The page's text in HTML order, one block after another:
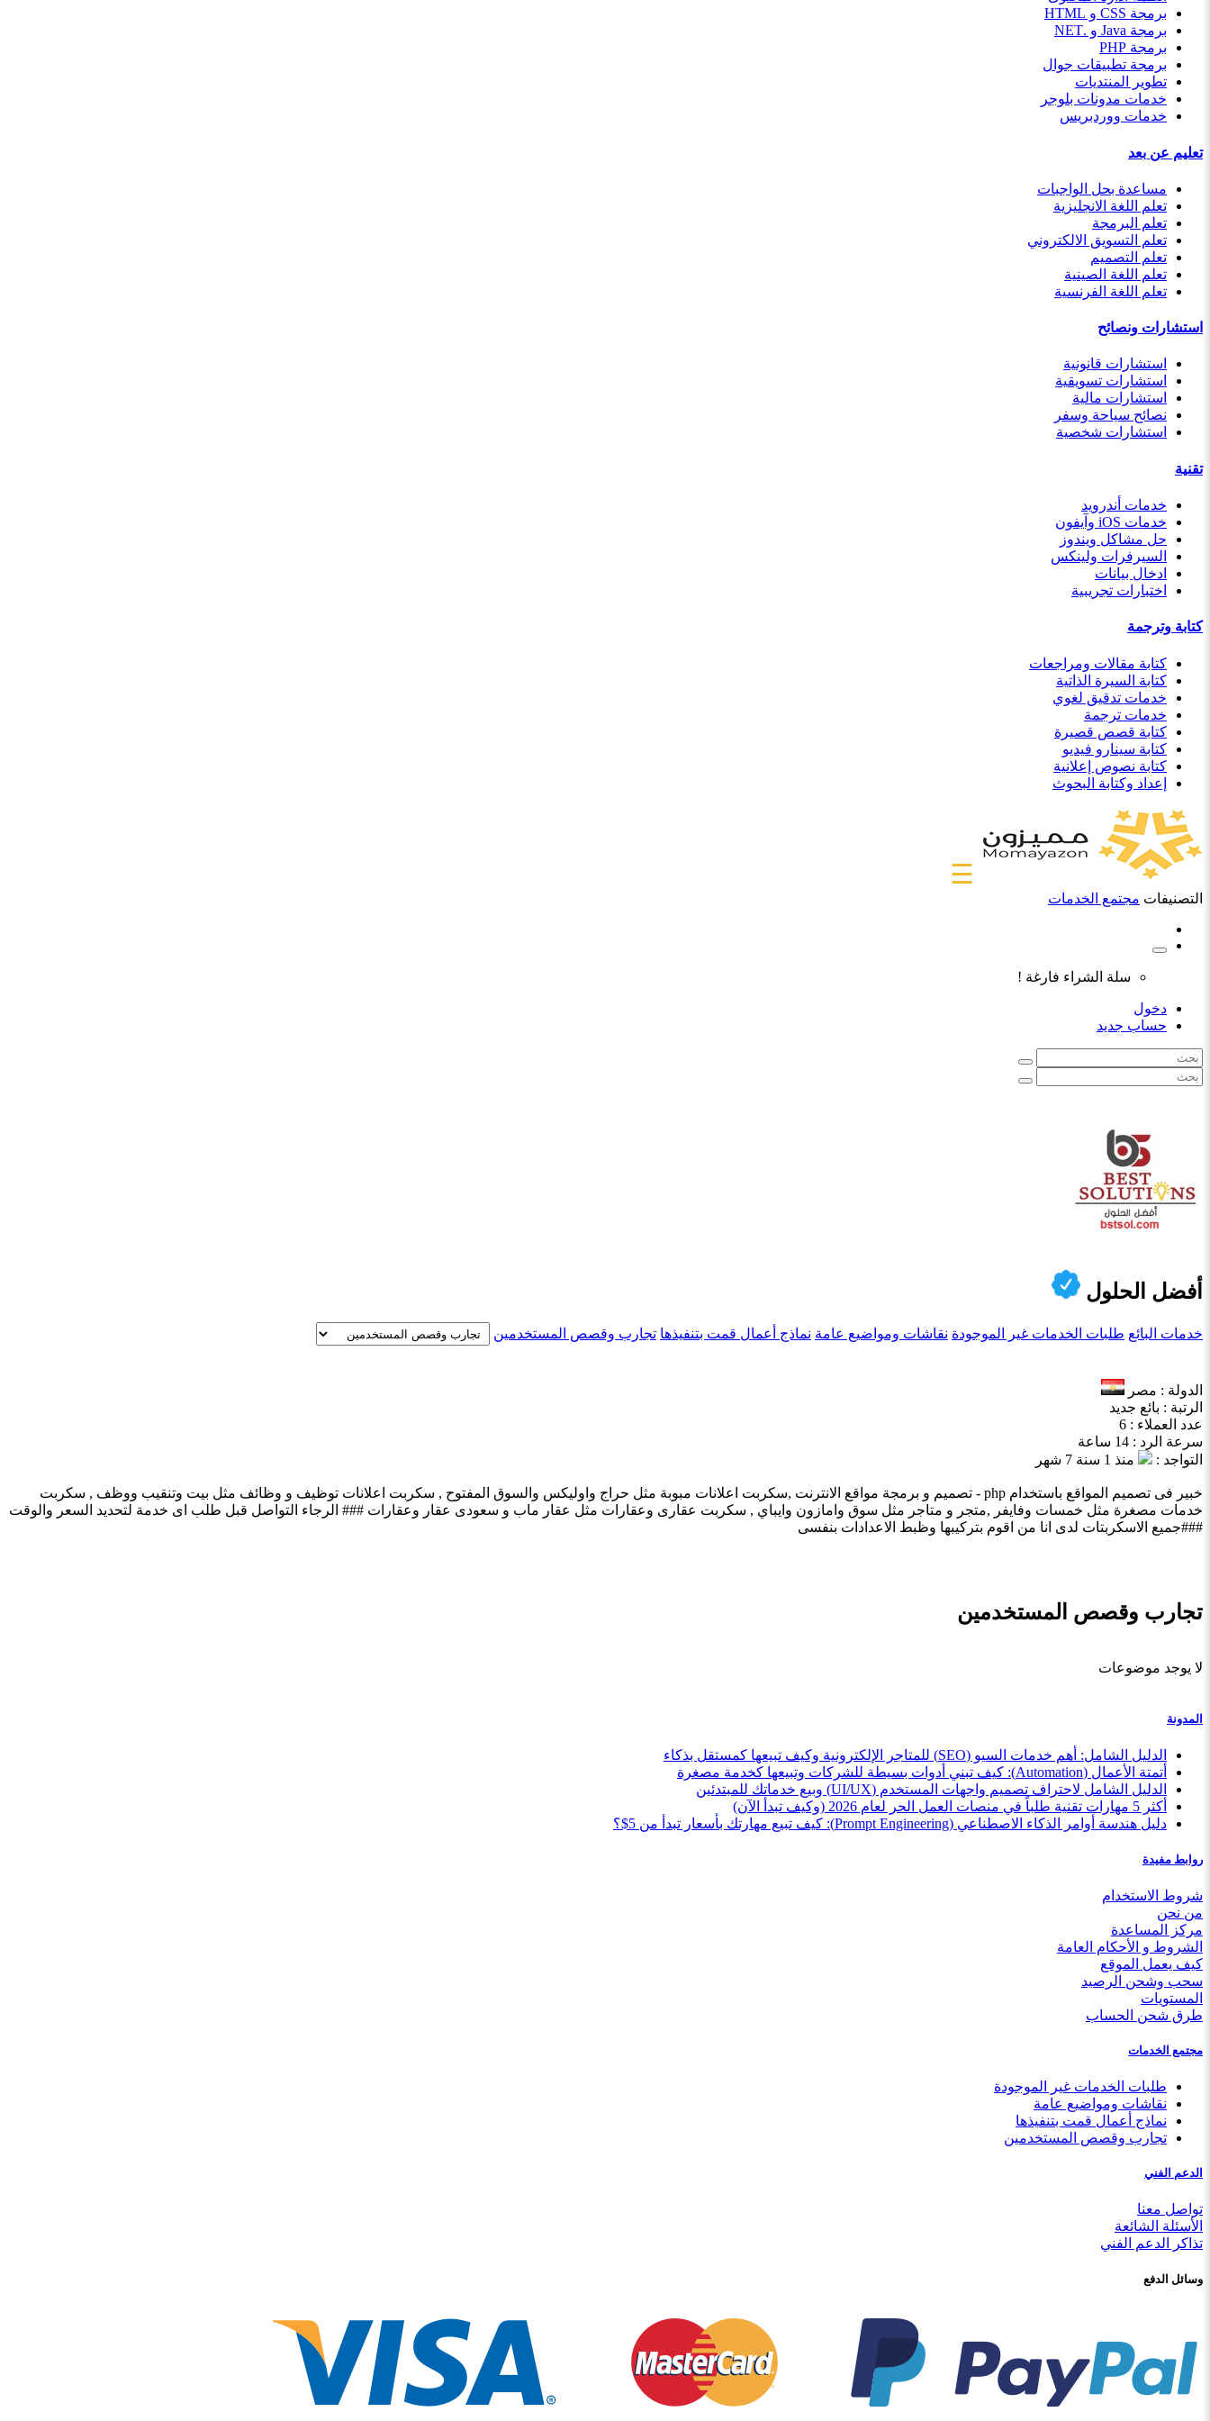
برمجة CSS و HTML
برمجة Java و .NET
برمجة PHP
برمجة تطبيقات جوال
تطوير المنتديات
خدمات مدونات بلوجر
خدمات ووردبريس
تعليم عن بعد
مساعدة بحل الواجبات
تعلم اللغة الانجليزية
تعلم البرمجة
تعلم التسويق الالكتروني
تعلم التصميم
تعلم اللغة الصينية
تعلم اللغة الفرنسية
استشارات ونصائح
استشارات قانونية
استشارات تسويقية
استشارات مالية
نصائح سياحة وسفر
استشارات شخصية
تقنية
خدمات أندرويد
خدمات iOS وآيفون
حل مشاكل ويندوز
السيرفرات ولينكس
ادخال بيانات
اختبارات تجريبية
كتابة وترجمة
كتابة مقالات ومراجعات
كتابة السيرة الذاتية
خدمات تدقيق لغوي
خدمات ترجمة
كتابة قصص قصيرة
كتابة سينارو فيديو
كتابة نصوص إعلانية
إعداد وكتابة البحوث
☰
التصنيفات مجتمع الخدمات
سلة الشراء فارغة !
دخول
حساب جديد
أفضل الحلول
خدمات البائع طلبات الخدمات غير الموجودة نقاشات ومواضيع عامة نماذج أعمال قمت بتنفيذها تجارب وقصص المستخدمين
الدولة : مصر
الرتبة : بائع جديد
عدد العملاء : 6
سرعة الرد : 14 ساعة
التواجد :
منذ 1 سنة 7 شهر
خبير فى تصميم المواقع باستخدام php - تصميم و برمجة مواقع الانترنت ,سكربت اعلانات مبوبة مثل حراج واوليكس والسوق المفتوح , سكربت اعلانات توظيف و وظائف مثل بيت وتنقيب ووظف , سكربت
خدمات مصغرة مثل خمسات وفايفر ,متجر و متاجر مثل سوق وامازون وايباي , سكربت عقارى وعقارات مثل عقار ماب و سعودى عقار وعقارات ### الرجاء التواصل قبل طلب اى خدمة لتحديد السعر والوقت
###جميع الاسكربتات لدى انا من اقوم بتركيبها وظبط الاعدادات بنفسى
تجارب وقصص المستخدمين
لا يوجد موضوعات
المدونة
الدليل الشامل: أهم خدمات السيو (SEO) للمتاجر الإلكترونية وكيف تبيعها كمستقل بذكاء
أتمتة الأعمال (Automation): كيف تبني أدوات بسيطة للشركات وتبيعها كخدمة مصغرة
الدليل الشامل لاحتراف تصميم واجهات المستخدم (UI/UX) وبيع خدماتك للمبتدئين
أكثر 5 مهارات تقنية طلباً في منصات العمل الحر لعام 2026 (وكيف تبدأ الآن)
دليل هندسة أوامر الذكاء الاصطناعي (Prompt Engineering): كيف تبيع مهارتك بأسعار تبدأ من 5$؟
روابط مفيدة
شروط الاستخدام
من نحن
مركز المساعدة
الشروط و الأحكام العامة
كيف يعمل الموقع
سحب وشحن الرصيد
المستويات
طرق شحن الحساب
مجتمع الخدمات
طلبات الخدمات غير الموجودة
نقاشات ومواضيع عامة
نماذج أعمال قمت بتنفيذها
تجارب وقصص المستخدمين
الدعم الفني
تواصل معنا
الأسئلة الشائعة
تذاكر الدعم الفني
وسائل الدفع